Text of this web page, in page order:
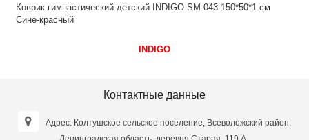
Коврик гимнастический детский INDIGO SM-043 150*50*1 см
Сине-красный
INDIGO
Контактные данные
Адрес: Колтушское сельское поселение, Всеволожский район,